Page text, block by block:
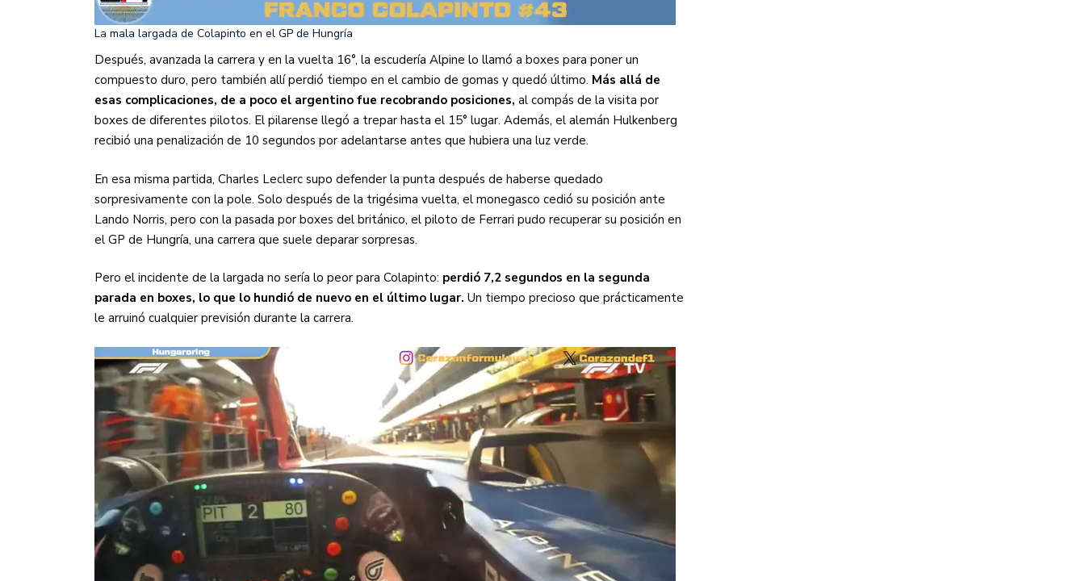
La mala largada de Colapinto en el GP de Hungría
Después, avanzada la carrera y en la vuelta 16°, la escudería Alpine lo llamó a boxes para poner un
compuesto duro, pero también allí perdió tiempo en el cambio de gomas y quedó último. Más allá de
esas complicaciones, de a poco el argentino fue recobrando posiciones, al compás de la visita por
boxes de diferentes pilotos. El pilarense llegó a trepar hasta el 15° lugar. Además, el alemán Hulkenberg
recibió una penalización de 10 segundos por adelantarse antes que hubiera una luz verde.
En esa misma partida, Charles Leclerc supo defender la punta después de haberse quedado
sorpresivamente con la pole. Solo después de la trigésima vuelta, el monegasco cedió su posición ante
Lando Norris, pero con la pasada por boxes del británico, el piloto de Ferrari pudo recuperar su posición en
el GP de Hungría, una carrera que suele deparar sorpresas.
Pero el incidente de la largada no sería lo peor para Colapinto: perdió 7,2 segundos en la segunda
parada en boxes, lo que lo hundió de nuevo en el último lugar. Un tiempo precioso que prácticamente
le arruinó cualquier previsión durante la carrera.